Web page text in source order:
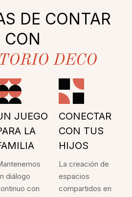
DE CONTAR
CON
DECO
JUEGO
LA
diálogo
con
CONECTAR
CON TUS
HIJOS
La creación de
espacios
compartidos en